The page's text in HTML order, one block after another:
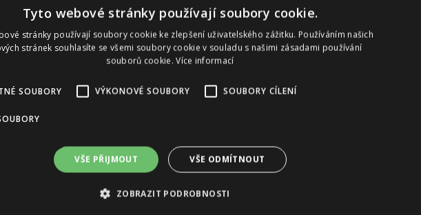
Reklama
Tyto webové stránky používají soubory cookie.
stránky používají soubory cookie ke zlepšení uživatelského zážitku. Používáním našich
stránek souhlasíte se všemi soubory cookie v souladu s našimi zásadami používání
souborů cookie.Více informací
SOUBORY VÝKONOVÉ SOUBORY SOUBORY CÍLENÍ
VŠE PŘIJMOUT VŠE ODMÍTNOUT
ZOBRAZIT PODROBNOSTI